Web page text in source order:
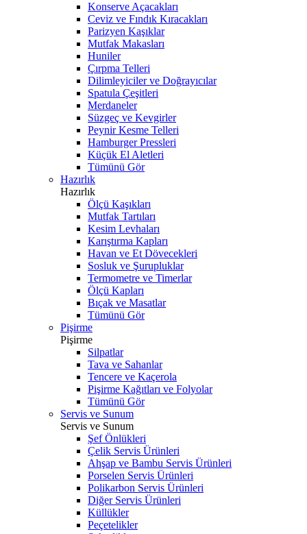
Konserve Açacakları
Ceviz ve Fındık Kıracakları
Parizyen Kaşıklar
Mutfak Makasları
Huniler
Çırpma Telleri
Dilimleyiciler ve Doğrayıcılar
Spatula Çeşitleri
Merdaneler
Süzgeç ve Kevgirler
Peynir Kesme Telleri
Hamburger Pressleri
Küçük El Aletleri
Tümünü Gör
Hazırlık
Hazırlık
Ölçü Kaşıkları
Mutfak Tartıları
Kesim Levhaları
Karıştırma Kapları
Havan ve Et Dövecekleri
Sosluk ve Şurupluklar
Termometre ve Timerlar
Ölçü Kapları
Bıçak ve Masatlar
Tümünü Gör
Pişirme
Pişirme
Silpatlar
Tava ve Sahanlar
Tencere ve Kaçerola
Pişirme Kağıtları ve Folyolar
Tümünü Gör
Servis ve Sunum
Servis ve Sunum
Şef Önlükleri
Çelik Servis Ürünleri
Ahşap ve Bambu Servis Ürünleri
Porselen Servis Ürünleri
Polikarbon Servis Ürünleri
Diğer Servis Ürünleri
Küllükler
Peçetelikler